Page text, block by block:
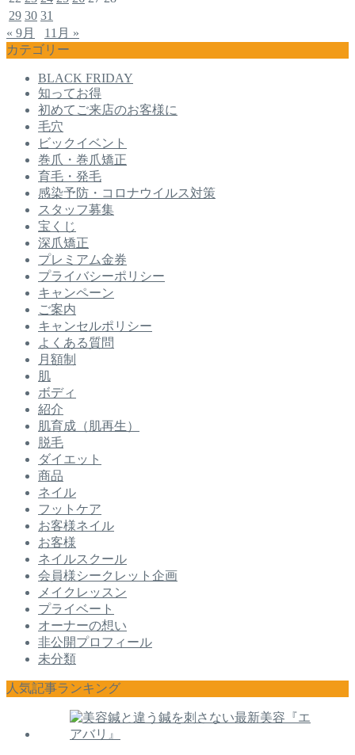
29 30 31
« 9月
11月 »
カテゴリー
BLACK FRIDAY
知ってお得
初めてご来店のお客様に
毛穴
ビックイベント
巻爪・巻爪矯正
育毛・発毛
感染予防・コロナウイルス対策
スタッフ募集
宝くじ
深爪矯正
プレミアム金券
プライバシーポリシー
キャンペーン
ご案内
キャンセルポリシー
よくある質問
月額制
肌
ボディ
紹介
肌育成（肌再生）
脱毛
ダイエット
商品
ネイル
フットケア
お客様ネイル
お客様
ネイルスクール
会員様シークレット企画
メイクレッスン
プライベート
オーナーの想い
非公開プロフィール
未分類
人気記事ランキング